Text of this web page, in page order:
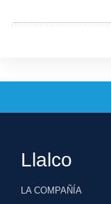
Llalco
LA COMPAÑÍA